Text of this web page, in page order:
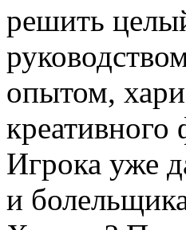
решить
опытом,
креативного
Игрока уже
и